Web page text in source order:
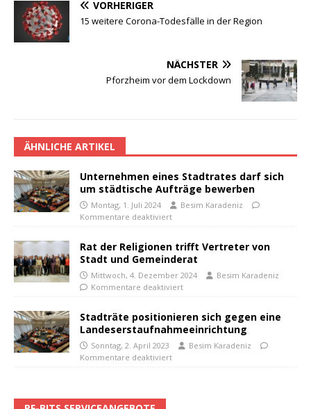
VORHERIGER
15 weitere Corona-Todesfälle in der Region
NÄCHSTER
Pforzheim vor dem Lockdown
ÄHNLICHE ARTIKEL
Unternehmen eines Stadtrates darf sich
um städtische Aufträge bewerben
Montag, 1. Juli 2024
Besim Karadeniz
Kommentare deaktiviert
Rat der Religionen trifft Vertreter von
Stadt und Gemeinderat
Mittwoch, 4. Dezember 2024
Besim Karadeniz
Kommentare deaktiviert
Stadträte positionieren sich gegen eine
Landeserstaufnahmeeinrichtung
Sonntag, 2. April 2023
Besim Karadeniz
Kommentare deaktiviert